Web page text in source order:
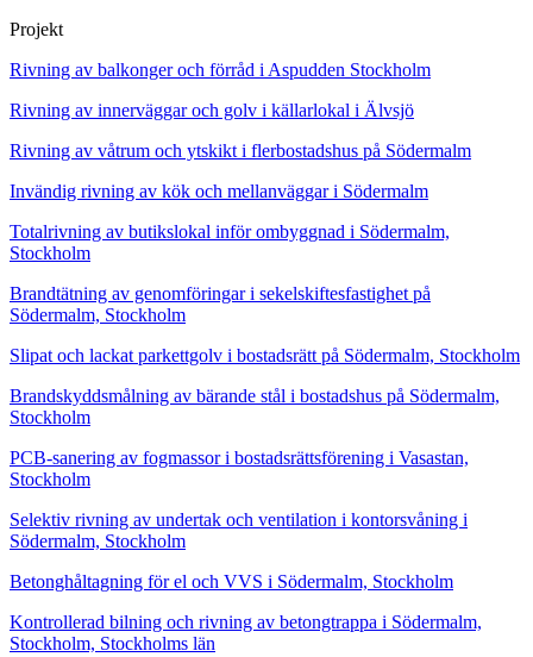
Projekt
Rivning av balkonger och förråd i Aspudden Stockholm
Rivning av innerväggar och golv i källarlokal i Älvsjö
Rivning av våtrum och ytskikt i flerbostadshus på Södermalm
Invändig rivning av kök och mellanväggar i Södermalm
Totalrivning av butikslokal inför ombyggnad i Södermalm,
Stockholm
Brandtätning av genomföringar i sekelskiftesfastighet på
Södermalm, Stockholm
Slipat och lackat parkettgolv i bostadsrätt på Södermalm, Stockholm
Brandskyddsmålning av bärande stål i bostadshus på Södermalm,
Stockholm
PCB-sanering av fogmassor i bostadsrättsförening i Vasastan,
Stockholm
Selektiv rivning av undertak och ventilation i kontorsvåning i
Södermalm, Stockholm
Betonghåltagning för el och VVS i Södermalm, Stockholm
Kontrollerad bilning och rivning av betongtrappa i Södermalm,
Stockholm, Stockholms län